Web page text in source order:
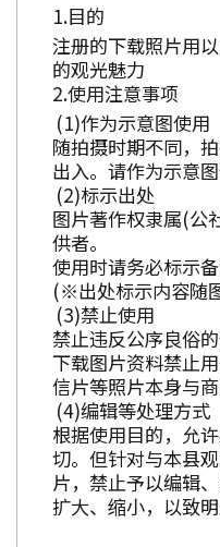
目的
注册的下载照片用
的观光魅力
使用注意事项
作为示意图使用
随拍摄时期不同，
出入。请作为示意图
标示出处
图片著作权隶属(公
供者。
使用时请务必标示
(※出处标示内容随
禁止使用
禁止违反公序良俗的
下载图片资料禁止
信片等照片本身与
编辑等处理方式
根据使用目的，允
切。但针对与本县
片，禁止予以编辑
扩大、缩小，以致